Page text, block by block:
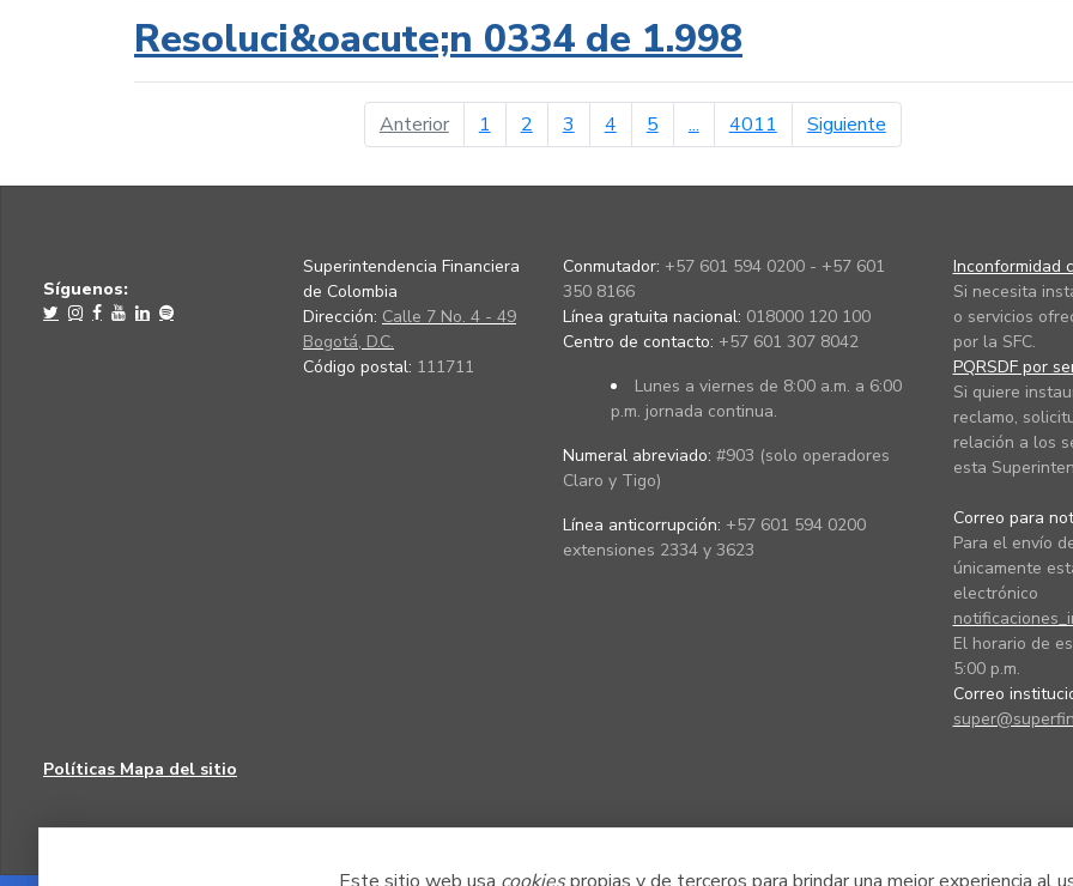
Resoluci&oacute;n 0334 de 1.998
Anteriorpágina anterior
1 2 3 4 5 ... 4011 Siguientepágina siguiente
Síguenos:
Superintendencia Financiera
de Colombia
Dirección: Calle 7 No. 4 - 49
Bogotá, D.C.
Código postal: 111711
Conmutador: +57 601 594 0200 - +57 601
350 8166
Línea gratuita nacional: 018000 120 100
Centro de contacto: +57 601 307 8042
Lunes a viernes de 8:00 a.m. a 6:00
p.m. jornada continua.
Numeral abreviado: #903 (solo operadores
Claro y Tigo)
Línea anticorrupción: +57 601 594 0200
extensiones 2334 y 3623
Inconformidad
Si necesita
o servicios
por la SFC.
PQRSDF por
Si quiere
reclamo,
relación a los
esta
Correo para
Para el envío
únicamente
electrónico
El horario de
5:00 p.m.
Correo
Políticas Mapa del sitio